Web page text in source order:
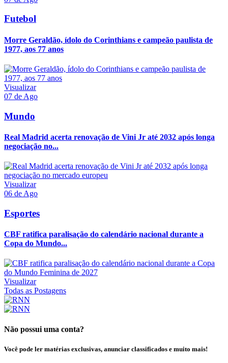
Futebol
Morre Geraldão, ídolo do Corinthians e campeão paulista de
1977, aos 77 anos
Visualizar
07 de Ago
Mundo
Real Madrid acerta renovação de Vini Jr até 2032 após longa
negociação no...
Visualizar
06 de Ago
Esportes
CBF ratifica paralisação do calendário nacional durante a
Copa do Mundo...
Visualizar
Todas as Postagens
Não possui uma conta?
Você pode ler matérias exclusivas, anunciar classificados e muito mais!